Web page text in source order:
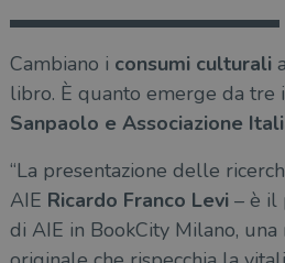
Cambiano i consumi culturali
libro. È quanto emerge da tre
Sanpaolo e Associazione
“La presentazione delle
AIE Ricardo Franco Levi– è il
di AIE in BookCity Milano,